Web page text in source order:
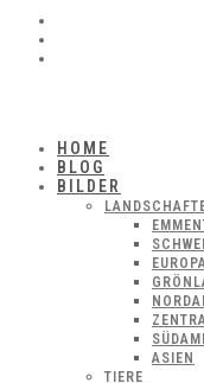
HOME
BLOG
BILDER
ASIEN
TIERE